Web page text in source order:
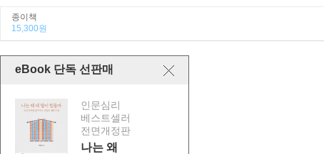
종이책
15,300원
eBook 단독 선판매
인문심리
베스트셀러
전면개정판
나는 왜